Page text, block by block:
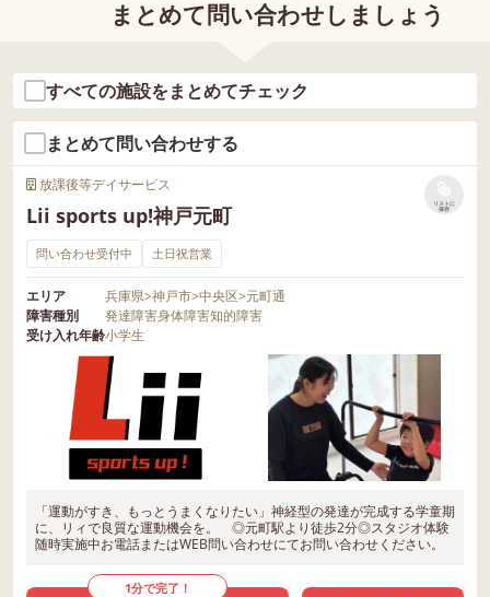
まとめて問い合わせしましょう
すべての施設をまとめてチェック
まとめて問い合わせする
放課後等デイサービス
Lii sports up!神戸元町
リストに
保存
問い合わせ受付中 土日祝営業
エリア 兵庫県>神戸市>中央区>元町通
障害種別
発達障害身体障害知的障害
受け入れ年齢小学生
「運動がすき、もっとうまくなりたい」神経型の発達が完成する学童期
に、リィで良質な運動機会を。 ◎元町駅より徒歩2分◎スタジオ体験
随時実施中お電話またはWEB問い合わせにてお問い合わせください。
1分で完了！